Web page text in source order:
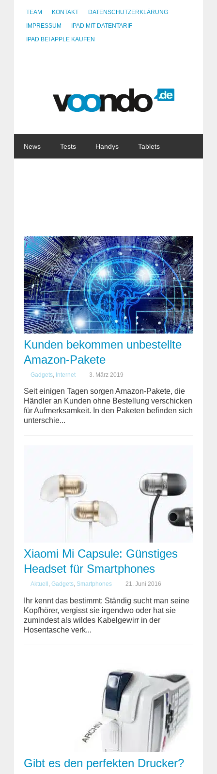
TEAM KONTAKT
DATENSCHUTZERKLÄRUNG
IMPRESSUM
IPAD MIT DATENTARIF
IPAD BEI APPLE KAUFEN
News Tests Handys Tablets
Kunden bekommen unbestellte
Amazon-Pakete
Gadgets, Internet 3. März 2019
Seit einigen Tagen sorgen Amazon-Pakete, die
Händler an Kunden ohne Bestellung verschicken
für Aufmerksamkeit. In den Paketen befinden sich
unterschie...
Xiaomi Mi Capsule: Günstiges
Headset für Smartphones
Aktuell , Gadgets, Smartphones 21. Juni 2016
Ihr kennt das bestimmt: Ständig sucht man seine
Kopfhörer, vergisst sie irgendwo oder hat sie
zumindest als wildes Kabelgewirr in der
Hosentasche verk...
Gibt es den perfekten Drucker?